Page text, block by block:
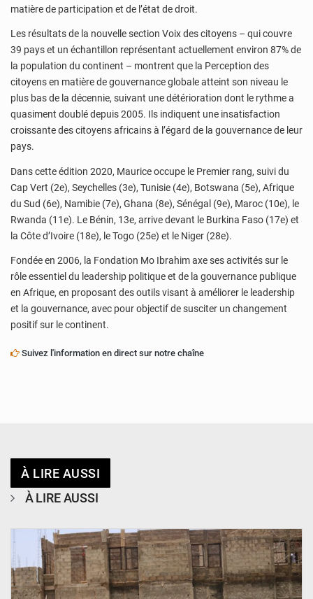
matière de participation et de l’état de droit.
Les résultats de la nouvelle section Voix des citoyens – qui couvre
39 pays et un échantillon représentant actuellement environ 87% de
la population du continent – montrent que la Perception des
citoyens en matière de gouvernance globale atteint son niveau le
plus bas de la décennie, suivant une détérioration dont le rythme a
quasiment doublé depuis 2005. Ils indiquent une insatisfaction
croissante des citoyens africains à l’égard de la gouvernance de leur
pays.
Dans cette édition 2020, Maurice occupe le Premier rang, suivi du
Cap Vert (2e), Seychelles (3e), Tunisie (4e), Botswana (5e), Afrique
du Sud (6e), Namibie (7e), Ghana (8e), Sénégal (9e), Maroc (10e), le
Rwanda (11e). Le Bénin, 13e, arrive devant le Burkina Faso (17e) et
la Côte d’Ivoire (18e), le Togo (25e) et le Niger (28e).
Fondée en 2006, la Fondation Mo Ibrahim axe ses activités sur le
rôle essentiel du leadership politique et de la gouvernance publique
en Afrique, en proposant des outils visant à améliorer le leadership
et la gouvernance, avec pour objectif de susciter un changement
positif sur le continent.
Suivez l'information en direct sur notre chaîne
À LIRE AUSSI
À LIRE AUSSI